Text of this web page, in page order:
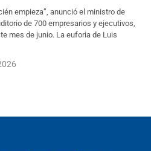
empieza”, anunció el ministro de
de 700 empresarios y ejecutivos,
mes de junio. La euforia de Luis